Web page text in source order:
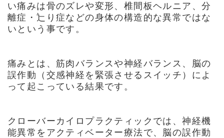
い痛みは骨のズレや変形、椎間板ヘルニア、分
離症・辷り症などの身体の構造的な異常ではな
いという事です。
痛みとは、筋肉バランスや神経バランス、脳の
誤作動（交感神経を緊張させるスイッチ）によ
って起こっている結果です。
クローバーカイロプラクティックでは、神経機
能異常をアクティベーター療法で、脳の誤作動